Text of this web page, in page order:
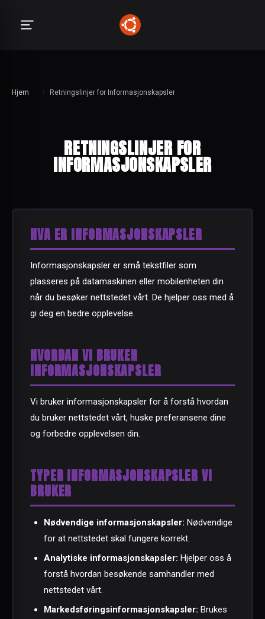
Hjem › Retningslinjer for Informasjonskapsler
RETNINGSLINJER FOR
INFORMASJONSKAPSLER
HVA ER INFORMASJONSKAPSLER
Informasjonskapsler er små tekstfiler som
plasseres på datamaskinen eller mobilenheten din
når du besøker nettstedet vårt. De hjelper oss med å
gi deg en bedre opplevelse.
HVORDAN VI BRUKER
INFORMASJONSKAPSLER
Vi bruker informasjonskapsler for å forstå hvordan
du bruker nettstedet vårt, huske preferansene dine
og forbedre opplevelsen din.
TYPER INFORMASJONSKAPSLER VI
BRUKER
Nødvendige informasjonskapsler: Nødvendige
for at nettstedet skal fungere korrekt.
Analytiske informasjonskapsler: Hjelper oss å
forstå hvordan besøkende samhandler med
nettstedet vårt.
Markedsføringsinformasjonskapsler: Brukes